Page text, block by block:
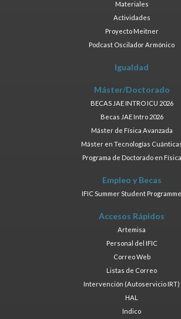
Materiales
Actividades
Proyecto Meitner
Podcast Oscilador Armónico
Igualdad
Máster/Doctorado
BECAS JAE INTRO ICU 2026
Becas JAE Intro 2026
Máster de Física Avanzada
Máster en Tecnologías
Programa de Doctorado en Física
Empleo y Becas
IFIC Summer Student Programme
Accesos Rápidos
Artemisa
Personal del IFIC
Correo Web
Listas de Correo
Intervención (Autoservicio IRT)
HAL
Indico